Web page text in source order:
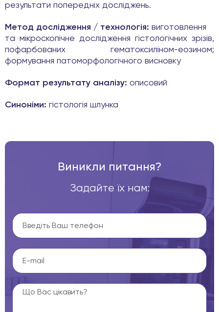
результати попередніх досліджень.
Метод дослідження / технологія: виготовлення
та мікроскопічне дослідження гістологічних зрізів,
пофарбованих гематоксиліном-еозином;
формування патоморфологічного висновку
Формат результату аналізу: описовий
Синоніми: гістологія шлунка
Виникли питання?
Задайте їх нам: